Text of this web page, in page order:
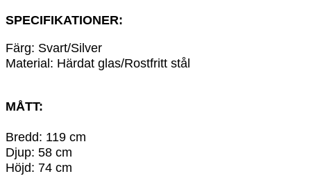
SPECIFIKATIONER:
Färg: Svart/Silver
Material: Härdat glas/Rostfritt stål
MÅTT:
Bredd: 119 cm
Djup: 58 cm
Höjd: 74 cm